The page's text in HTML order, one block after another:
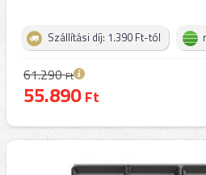
Szállítási díj: 1.390 Ft-tól
61.290Ft
55.890Ft